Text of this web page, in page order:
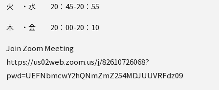
火 ・水 20：45-20：55
木 ・金 20：00-20：10
Join Zoom Meeting
https://us02web.zoom.us/j/82610726068?
pwd=UEFNbmcwY2hQNmZmZ254MDJUUVRFdz09